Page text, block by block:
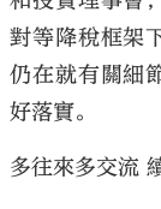
對等降稅框架
仍在就有關細
好落實。
多往來多交流